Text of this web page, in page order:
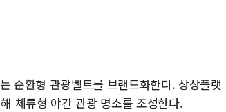
순환형 관광벨트를 브랜드화한다. 상상플랫
체류형 야간 관광 명소를 조성한다.